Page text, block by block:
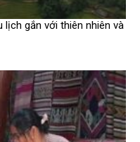
lịch gắn với thiên nhiên và